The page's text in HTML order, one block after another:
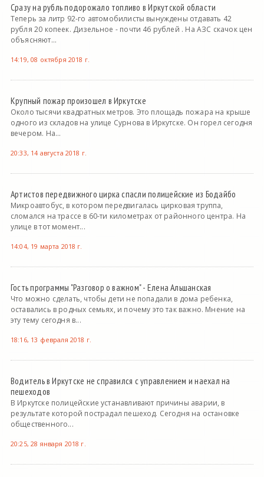
Сразу на рубль подорожало топливо в Иркутской области
Теперь за литр 92-го автомобилисты вынуждены отдавать 42
рубля 20 копеек. Дизельное - почти 46 рублей . На АЗС скачок цен
объясняют...
14:19, 08 октября 2018 г.
Крупный пожар произошел в Иркутске
Около тысячи квадратных метров. Это площадь пожара на крыше
одного из складов на улице Сурнова в Иркутске. Он горел сегодня
вечером. На...
20:33, 14 августа 2018 г.
Артистов передвижного цирка спасли полицейские из Бодайбо
Микроавтобус, в котором передвигалась цирковая труппа,
сломался на трассе в 60-ти километрах от районного центра. На
улице в тот момент...
14:04, 19 марта 2018 г.
Гость программы "Разговор о важном" - Елена Альшанская
Что можно сделать, чтобы дети не попадали в дома ребенка,
оставались в родных семьях, и почему это так важно. Мнение на
эту тему сегодня в...
18:16, 13 февраля 2018 г.
Водитель в Иркутске не справился с управлением и наехал на
пешеходов
В Иркутске полицейские устанавливают причины аварии, в
результате которой пострадал пешеход. Сегодня на остановке
общественного...
20:25, 28 января 2018 г.